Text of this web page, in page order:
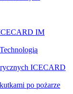
IM
ICECARD
po pożarze